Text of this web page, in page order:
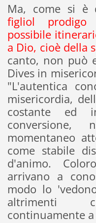
Ma, come si è
figliol
possibile
a Dio, cioè della
canto, non può
Dives in
"L'autentica
misericordia,
costante ed
conversione,
momentaneo
come stabile
d'animo.
arrivano a
modo lo
altrimenti
continuamente a